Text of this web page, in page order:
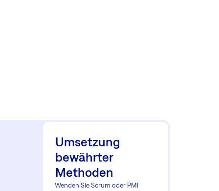
Umsetzung
bewährter
Methoden
Wenden Sie Scrum oder PMI